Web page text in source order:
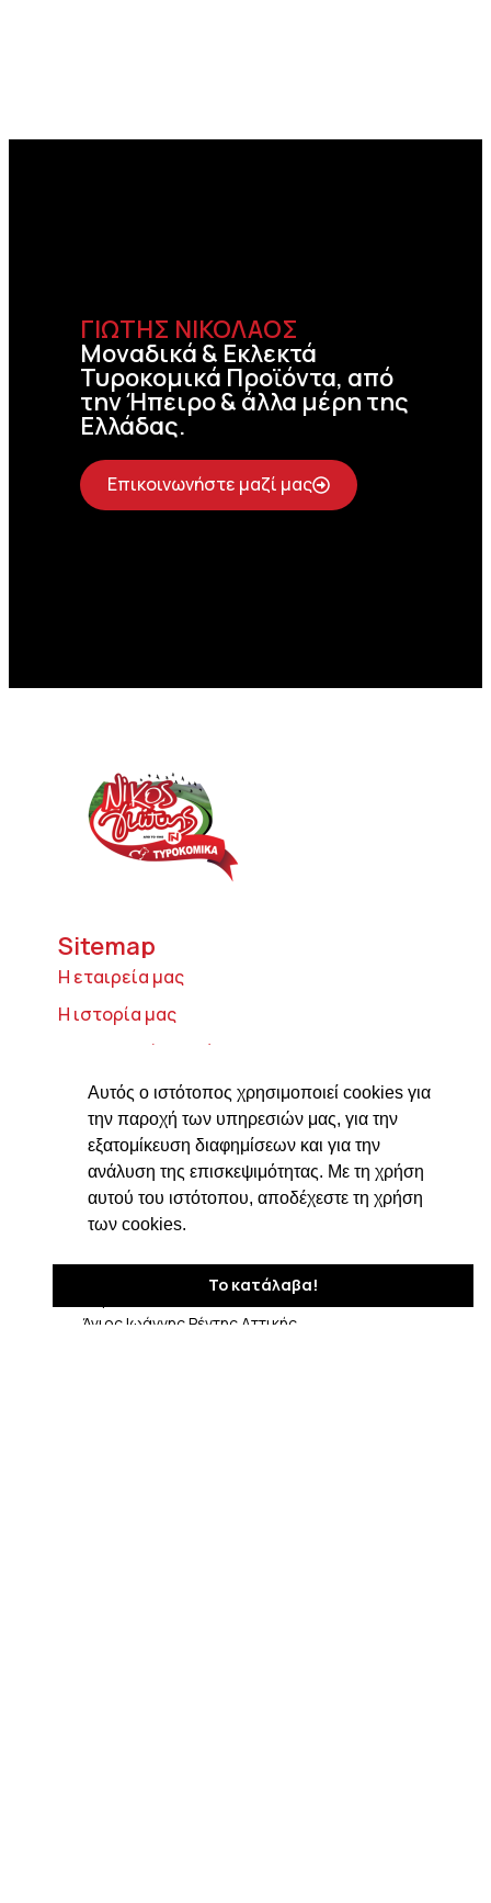
Αυτός ο ιστότοπος χρησιμοποιεί cookies για
την παροχή των υπηρεσιών μας, για την
εξατομίκευση διαφημίσεων και για την
ανάλυση της επισκεψιμότητας. Με τη χρήση
αυτού του ιστότοπου, αποδέχεστε τη χρήση
των cookies.
Το κατάλαβα!
ΓΙΩΤΗΣ ΝΙΚΟΛΑΟΣ
Μοναδικά & Εκλεκτά
Τυροκομικά Προϊόντα, από
την Ήπειρο & άλλα μέρη της
Ελλάδας.
Επικοινωνήστε μαζί μας
Sitemap
Η εταιρεία μας
Η ιστορία μας
Τυροκομικά προϊόντα
Προϊόντα ιδρύματος Βαρώνου Μιχαήλ
Τοσίτσα
Delicatessen
Συνταγές
Επικοινωνία
Στοιχεία Επικοινωνίας
Άγιος Ιωάννης Ρέντης Αττικής